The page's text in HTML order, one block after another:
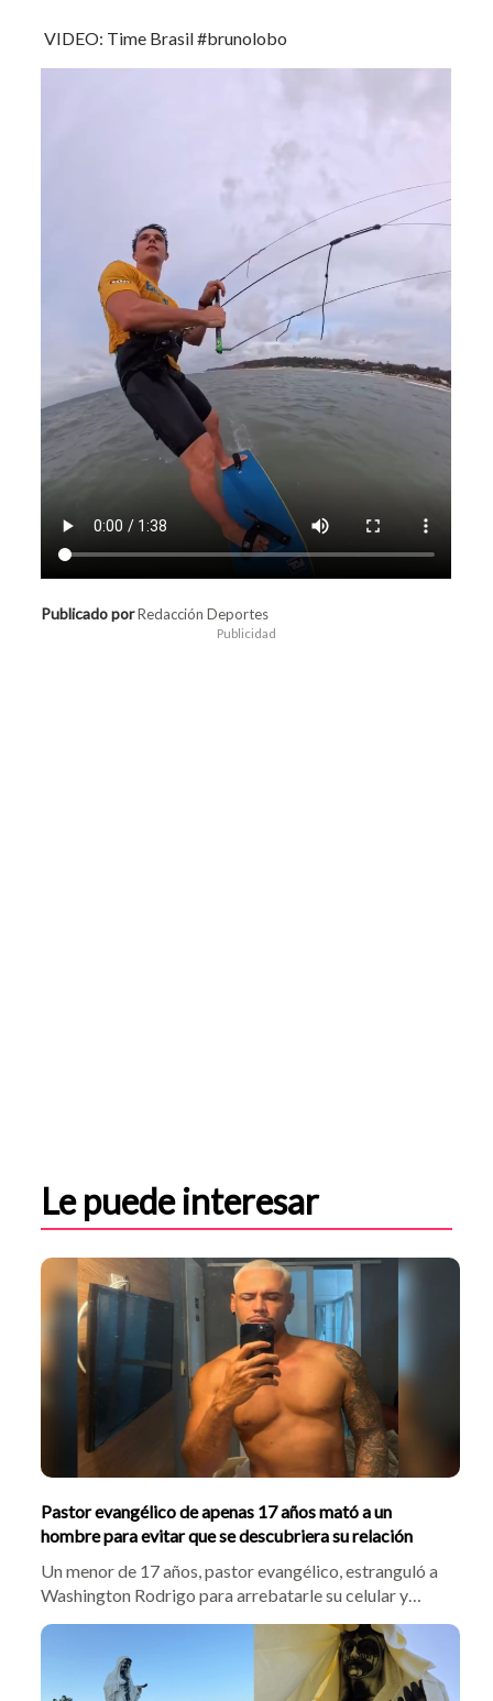
VIDEO: Time Brasil #brunolobo
Publicado porRedacción Deportes
Publicidad
Le puede interesar
Pastor evangélico de apenas 17 años mató a un
hombre para evitar que se descubriera su relación
Un menor de 17 años, pastor evangélico, estranguló a
Washington Rodrigo para arrebatarle su celular y
ocultar fotos íntimas que afectaran su imagen
religiosa. El cuerpo del conductor fue hallado
torturado en un hotel de Brasil